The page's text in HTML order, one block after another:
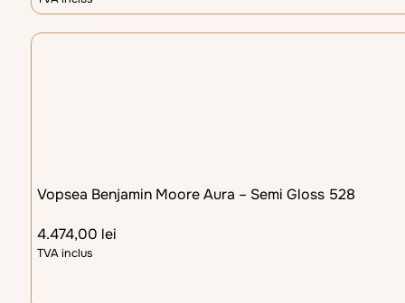
Vopsea Benjamin Moore Aura – Semi Gloss 528
4.474,00 lei
TVA inclus